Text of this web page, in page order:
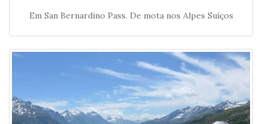
Em San Bernardino Pass. De mota nos Alpes Suíços